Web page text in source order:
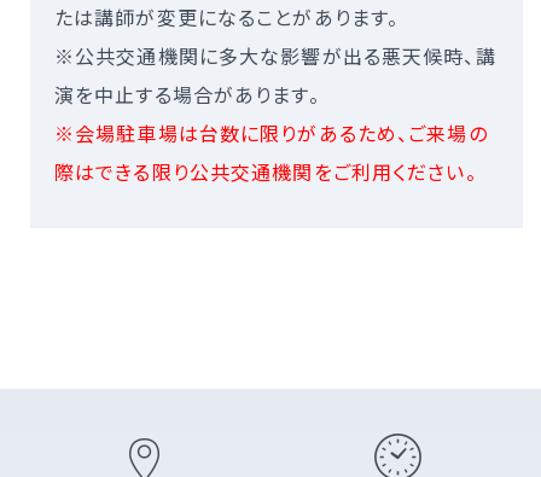
たは講師が変更になることがあります。
※公共交通機関に多大な影響が出る悪天候時、講
演を中止する場合があります。
※会場駐車場は台数に限りがあるため、ご来場の
際はできる限り公共交通機関をご利用ください。